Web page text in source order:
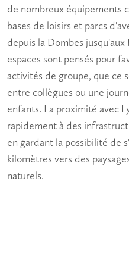
de nombreux équipements
bases de loisirs et parcs
depuis la Dombes
espaces sont pensés pour
activités de groupe, que ce
entre collègues ou une
enfants. La proximité avec
rapidement à des
en gardant la possibilité de
kilomètres vers des
naturels.